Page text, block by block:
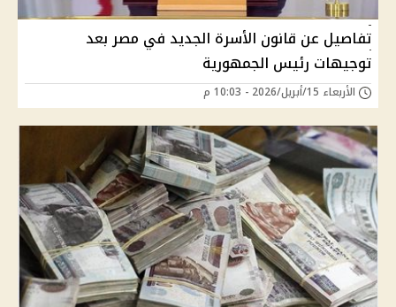
تفاصيل عن قانون الأسرة الجديد في مصر بعد
توجيهات رئيس الجمهورية
الأربعاء 15/أبريل/2026 - 10:03 م